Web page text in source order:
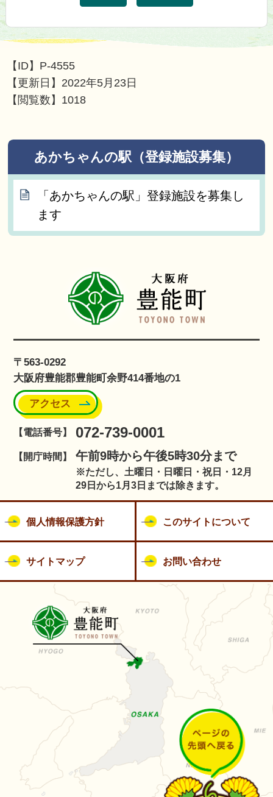
【ID】 P-4555
【更新日】 2022年5月23日
【閲覧数】 1018
あかちゃんの駅（登録施設募集）
「あかちゃんの駅」登録施設を募集し
ます
〒563-0292
大阪府豊能郡豊能町余野414番地の1
アクセス
【電話番号】 072-739-0001
【開庁時間】 午前9時から午後5時30分まで
※ただし、土曜日・日曜日・祝日・12月
29日から1月3日までは除きます。
個人情報保護方針 このサイトについて
サイトマップ お問い合わせ